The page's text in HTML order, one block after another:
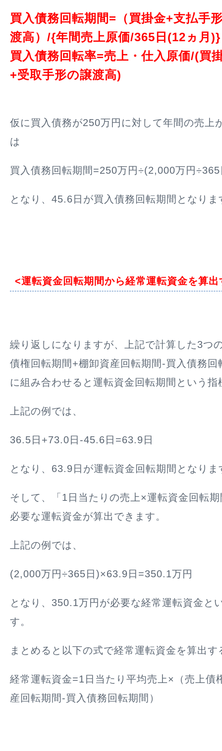
買入債務回転期間=（買掛金+支払手
渡高）/{年間売上原価/365日(12ヵ月)}
買入債務回転率=売上・仕入原価/(買
+受取手形の譲渡高)
仮に買入債務が250万円に対して年間の売上
は
買入債務回転期間=250万円÷(2,000万円
となり、45.6日が買入債務回転期間となりま
<運転資金回転期間から経常運転資金を算出
繰り返しになりますが、上記で計算した3つ
債権回転期間+棚卸資産回転期間-買入債務回
に組み合わせると運転資金回転期間という指
上記の例では、
36.5日+73.0日-45.6日=63.9日
となり、63.9日が運転資金回転期間となりま
そして、「1日当たりの売上×運転資金回転
必要な運転資金が算出できます。
上記の例では、
(2,000万円÷365日)×63.9日=350.1万円
となり、350.1万円が必要な経常運転資金と
す。
まとめると以下の式で経常運転資金を算出
経常運転資金=1日当たり平均売上×（売上債
産回転期間-買入債務回転期間）